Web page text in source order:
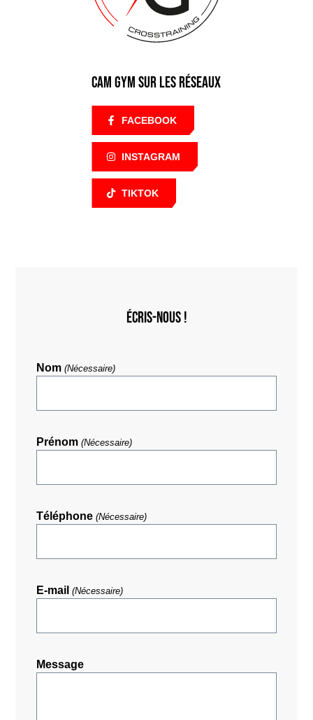
CAM GYM sur les réseaux
FACEBOOK
INSTAGRAM
TIKTOK
Écris-nous !
Nom (Nécessaire)
Prénom (Nécessaire)
Téléphone (Nécessaire)
E-mail (Nécessaire)
Message